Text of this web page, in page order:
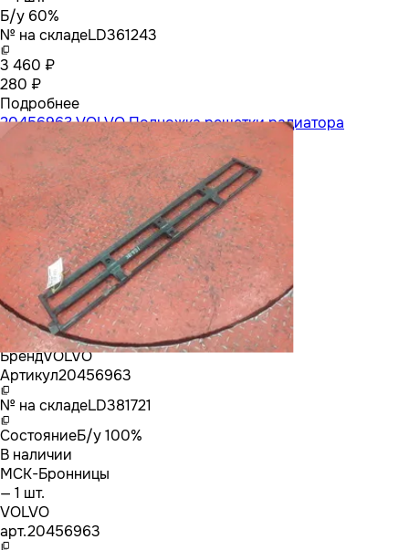
Б/у 60%
№ на складеLD361243
3 460 ₽
280 ₽
Подробнее
20456963 VOLVO Подножка решетки радиатора
БрендVOLVO
Артикул20456963
№ на складеLD381721
СостояниеБ/у 100%
В наличии
МСК-Бронницы
— 1 шт.
VOLVO
арт.20456963